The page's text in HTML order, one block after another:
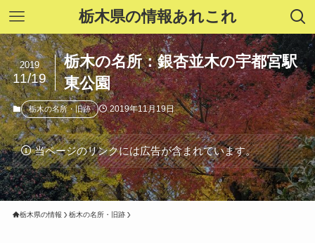
栃木県の情報あれこれ
栃木の名所：銀杏並木の宇都宮駅
東公園
2019
11/19
栃木の名所・旧跡 2019年11月19日
当ページのリンクには広告が含まれています。
栃木県の情報 栃木の名所・旧跡